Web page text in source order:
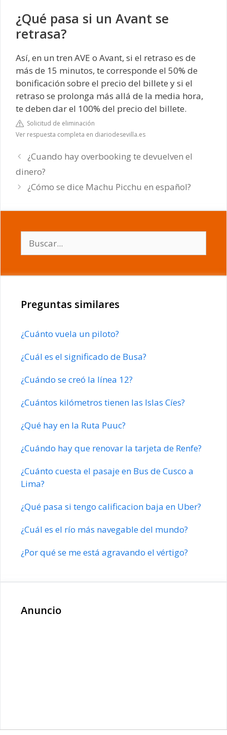
¿Qué pasa si un Avant se
retrasa?
Así, en un tren AVE o Avant, si el retraso es de
más de 15 minutos, te corresponde el 50% de
bonificación sobre el precio del billete y si el
retraso se prolonga más allá de la media hora,
te deben dar el 100% del precio del billete.
Solicitud de eliminación
Ver respuesta completa en diariodesevilla.es
¿Cuando hay overbooking te devuelven el
dinero?
¿Cómo se dice Machu Picchu en español?
Preguntas similares
¿Cuánto vuela un piloto?
¿Cuál es el significado de Busa?
¿Cuándo se creó la línea 12?
¿Cuántos kilómetros tienen las Islas Cíes?
¿Qué hay en la Ruta Puuc?
¿Cuándo hay que renovar la tarjeta de Renfe?
¿Cuánto cuesta el pasaje en Bus de Cusco a
Lima?
¿Qué pasa si tengo calificacion baja en Uber?
¿Cuál es el río más navegable del mundo?
¿Por qué se me está agravando el vértigo?
Anuncio